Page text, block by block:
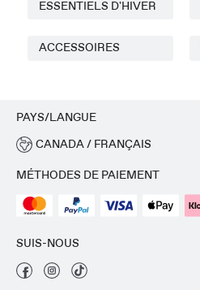
ESSENTIELS D'HIVER
ACCESSOIRES
PAYS/LANGUE
CANADA / FRANÇAIS
MÉTHODES DE PAIEMENT
SUIS-NOUS